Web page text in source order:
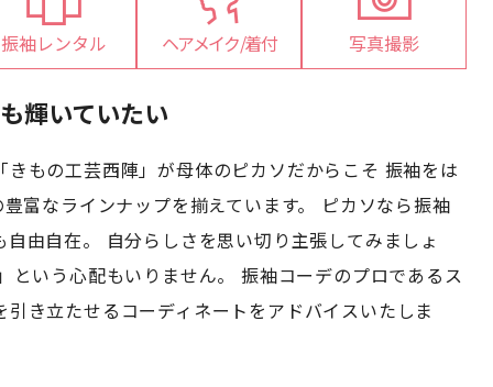
振袖レンタル
応
ヘアメイク/着付
写真撮影
輝いていたい
きもの工芸西陣」が母体のピカソだからこそ 振袖をは
富なラインナップを揃えています。 ピカソなら振袖
自由自在。 自分らしさを思い切り主張してみましょ
という心配もいりません。 振袖コーデのプロであるス
き立たせるコーディネートをアドバイスいたしま